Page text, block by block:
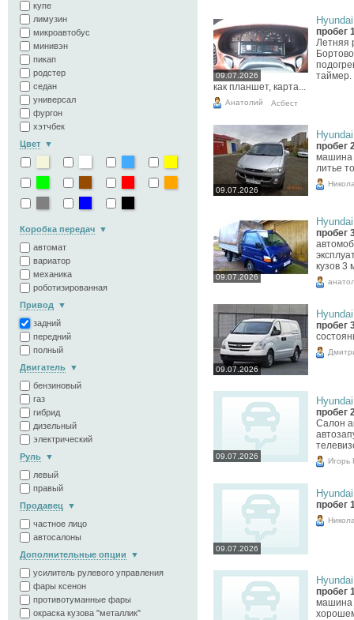
купе
лимузин
микроавтобус
минивэн
пикап
родстер
седан
универсал
фургон
хэтчбек
Цвет
Коробка передач
автомат
вариатор
механика
роботизированная
Привод
задний
передний
полный
Двигатель
бензиновый
газ
гибрид
дизельный
электрический
Руль
левый
правый
Продавец
частное лицо
автосалоны
Дополнительные опции
усилитель рулевого управления
фары ксенон
противотуманные фары
окраска кузова "металлик"
09.07.2026
пробег
Летняя
таймер.
как планшет, карта...
Анатолий Асбест
09.07.2026
пробег
машина
литье
09.07.2026
пробег
кузов 3
09.07.2026
пробег
09.07.2026
пробег
Салон
Игорь
09.07.2026
пробег
пробег
машина